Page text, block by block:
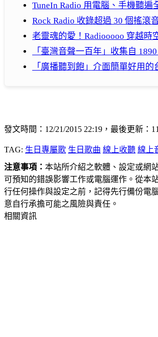
TuneIn Radio 用電腦、手機聽遍
Rock Radio 收錄超過 30 個搖滾
老靈魂的愛！Radiooooo 穿越時
「臺灣音聲一百年」收集自
「廣播聽到飽」介面簡單好用
發文時間：12/21/2015 22:19，最後更新：
TAG: 生日專屬歌 生日歌曲 線上收聽 線上
注意事項： 本站所介紹之軟體、設定或網
可預知的錯誤影響工作或電腦運作。從本
行任何操作與設定之前，記得先行備份電
意自行承擔可能之風險與責任。
相關資訊